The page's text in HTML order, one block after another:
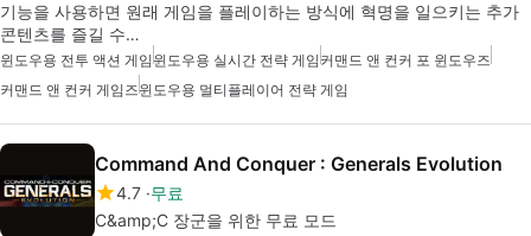
기능을 사용하면 원래 게임을 플레이하는 방식에 혁명을 일으키는 추가
콘텐츠를 즐길 수…
윈도우용 전투 액션 게임윈도우용 실시간 전략 게임커맨드 앤 컨커 포 윈도우즈
커맨드 앤 컨커 게임즈윈도우용 멀티플레이어 전략 게임
Command And Conquer : Generals Evolution
4.7 무료
C&amp;C 장군을 위한 무료 모드